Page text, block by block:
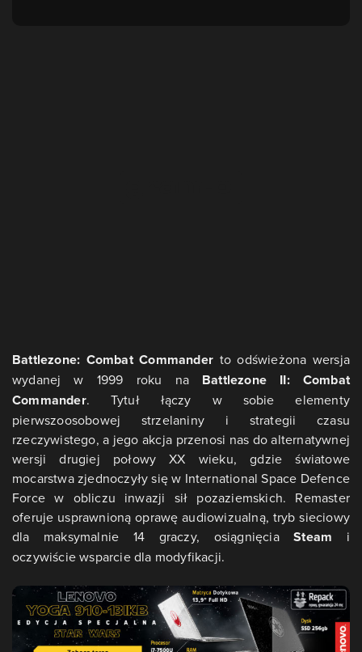
Battlezone: Combat Commander to odświeżona wersja
wydanej w 1999 roku na Battlezone II: Combat
Commander. Tytuł łączy w sobie elementy
pierwszoosobowej strzelaniny i strategii czasu
rzeczywistego, a jego akcja przenosi nas do alternatywnej
wersji drugiej połowy XX wieku, gdzie światowe
mocarstwa zjednoczyły się w International Space Defence
Force w obliczu inwazji sił pozaziemskich. Remaster
oferuje usprawnioną oprawę audiowizualną, tryb sieciowy
dla maksymalnie 14 graczy, osiągnięciaSteam i
oczywiście wsparcie dla modyfikacji.